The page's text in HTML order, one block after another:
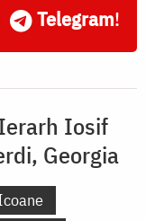
Telegram!
Iosif
Georgia